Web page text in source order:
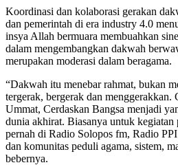
Koordinasi dan kolaborasi gerakan
dan pemerintah di era industry 4.0
insya Allah bermuara membuahkan
dalam mengembangkan dakwah
merupakan moderasi dalam beragama.
“Dakwah itu menebar rahmat, bukan
tergerak, bergerak dan menggerakkan.
Ummat, Cerdaskan Bangsa menjadi
dunia akhirat. Biasanya untuk kegiatan
pernah di Radio Solopos fm, Radio
dan komunitas peduli agama, sistem,
bebernya.